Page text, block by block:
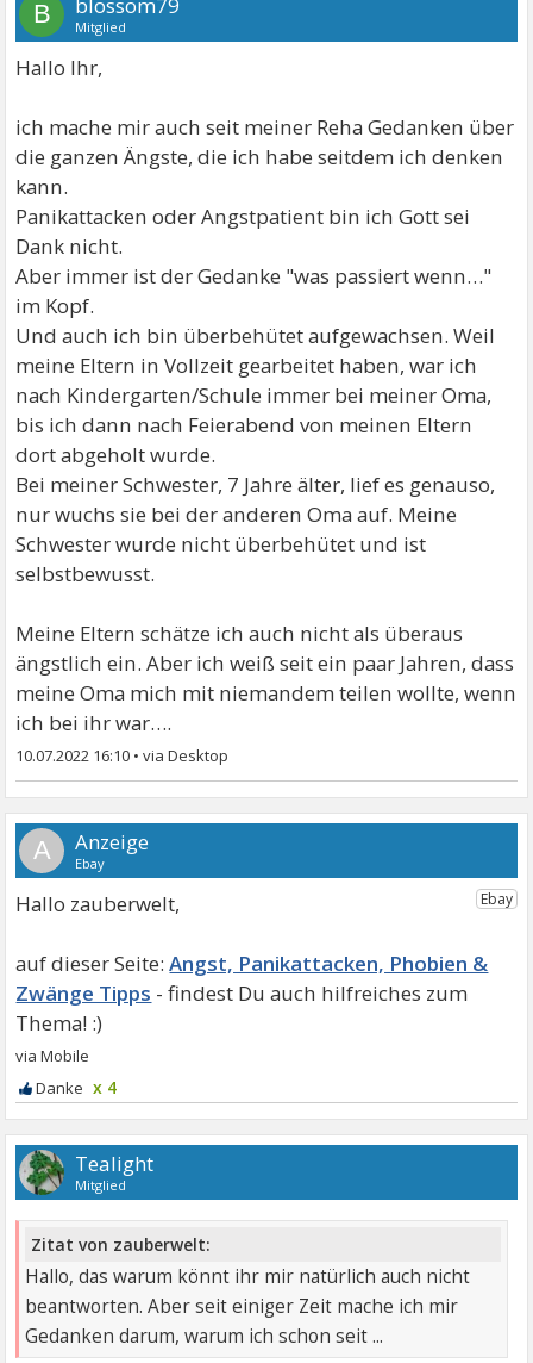
B blossom79
Mitglied
Hallo Ihr,
ich mache mir auch seit meiner Reha Gedanken über
die ganzen Ängste, die ich habe seitdem ich denken
kann.
Panikattacken oder Angstpatient bin ich Gott sei
Dank nicht.
Aber immer ist der Gedanke "was passiert wenn…"
im Kopf.
Und auch ich bin überbehütet aufgewachsen. Weil
meine Eltern in Vollzeit gearbeitet haben, war ich
nach Kindergarten/Schule immer bei meiner Oma,
bis ich dann nach Feierabend von meinen Eltern
dort abgeholt wurde.
Bei meiner Schwester, 7 Jahre älter, lief es genauso,
nur wuchs sie bei der anderen Oma auf. Meine
Schwester wurde nicht überbehütet und ist
selbstbewusst.
Meine Eltern schätze ich auch nicht als überaus
ängstlich ein. Aber ich weiß seit ein paar Jahren, dass
meine Oma mich mit niemandem teilen wollte, wenn
ich bei ihr war….
10.07.2022 16:10 •
A
Hallo zauberwelt,
Angst, Panikattacken, Phobien &
Zwänge Tipps
x 4
Tealight
Mitglied
Zitat von zauberwelt:
Hallo, das warum könnt ihr mir natürlich auch nicht
beantworten. Aber seit einiger Zeit mache ich mir
Gedanken darum, warum ich schon seit ...